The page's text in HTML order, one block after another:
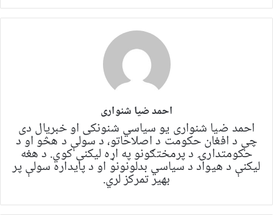
احمد ضیا شنواری
احمد ضیا شنواری یو سياسي شنونکی او خبریال دی
چې د افغان حکومت د اصلاحاتو، د سولې د هڅو او د
حکومتدارۍ د پرمختګونو په اړه لیکنې کوي. د هغه
لیکنې د هیواد د سیاسي بدلونونو او د پایداره سولې پر
بهیر تمرکز لري.